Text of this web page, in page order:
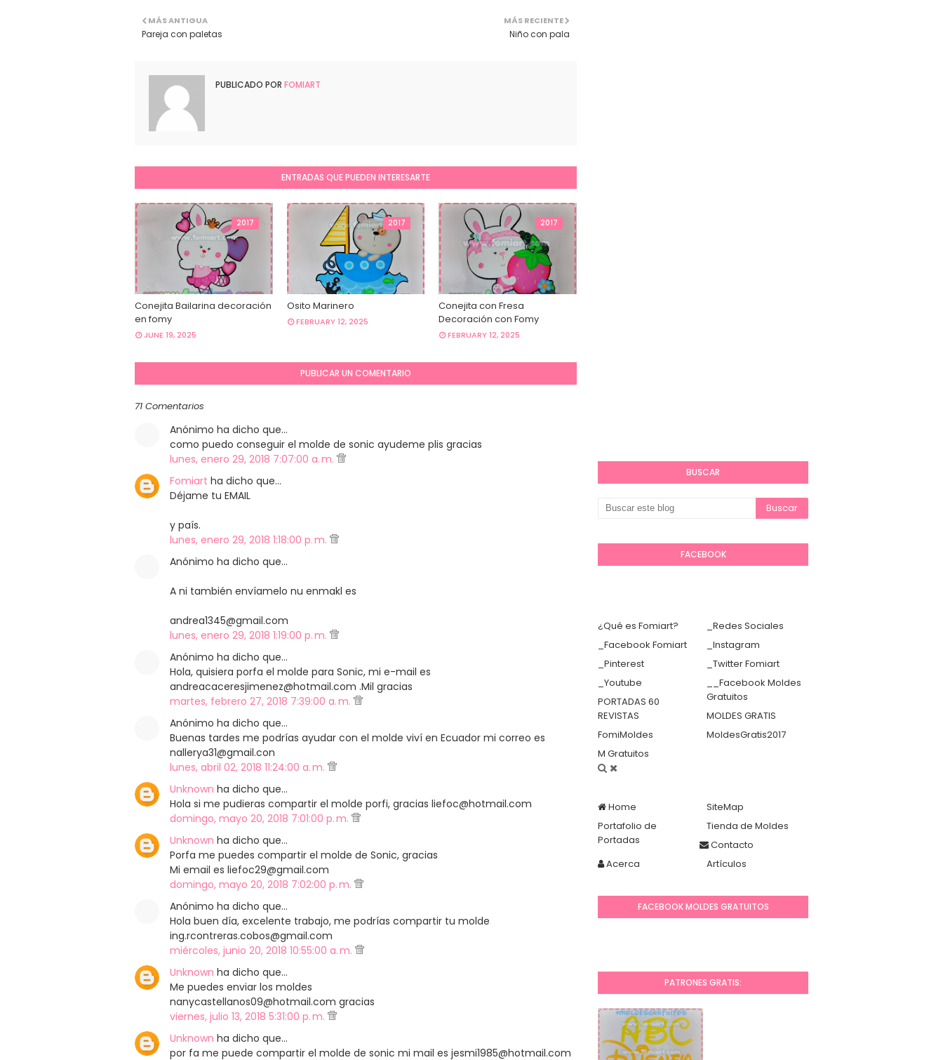
MÁS RECIENTE
Niño con pala
MÁS ANTIGUA
Pareja con paletas
PUBLICADO POR FOMIART
ENTRADAS QUE PUEDEN INTERESARTE
2017
Conejita Bailarina decoración
en fomy
JUNE 19, 2025
2017
Osito Marinero
FEBRUARY 12, 2025
2017
Conejita con Fresa
Decoración con Fomy
FEBRUARY 12, 2025
PUBLICAR UN COMENTARIO
71 Comentarios
Anónimo ha dicho que…
como puedo conseguir el molde de sonic ayudeme plis gracias
lunes, enero 29, 2018 7:07:00 a. m.
Fomiart ha dicho que…
Déjame tu EMAIL
y país.
lunes, enero 29, 2018 1:18:00 p. m.
Anónimo ha dicho que…
A ni también envíamelo nu enmakl es
andrea1345@gmail.com
lunes, enero 29, 2018 1:19:00 p. m.
Anónimo ha dicho que…
Hola, quisiera porfa el molde para Sonic, mi e-mail es
andreacaceresjimenez@hotmail.com .Mil gracias
martes, febrero 27, 2018 7:39:00 a. m.
Anónimo ha dicho que…
Buenas tardes me podrías ayudar con el molde viví en Ecuador mi correo es
nallerya31@gmail.con
lunes, abril 02, 2018 11:24:00 a. m.
Unknown ha dicho que…
Hola si me pudieras compartir el molde porfi, gracias liefoc@hotmail.com
domingo, mayo 20, 2018 7:01:00 p. m.
Unknown ha dicho que…
Porfa me puedes compartir el molde de Sonic, gracias
Mi email es liefoc29@gmail.com
domingo, mayo 20, 2018 7:02:00 p. m.
Anónimo ha dicho que…
Hola buen día, excelente trabajo, me podrías compartir tu molde
ing.rcontreras.cobos@gmail.com
miércoles, junio 20, 2018 10:55:00 a. m.
Unknown ha dicho que…
Me puedes enviar los moldes
nanycastellanos09@hotmail.com gracias
viernes, julio 13, 2018 5:31:00 p. m.
Unknown ha dicho que…
por fa me puede compartir el molde de sonic mi mail es jesmi1985@hotmail.com
BUSCAR
FACEBOOK
¿Qué es Fomiart?
_Redes Sociales
_Facebook Fomiart
_Instagram
_Pinterest
_Twitter Fomiart
_Youtube
__Facebook Moldes
Gratuitos
PORTADAS 60
REVISTAS
MOLDES GRATIS
FomiMoldes
MoldesGratis2017
M Gratuitos
Home
SiteMap
Portafolio de
Portadas
Tienda de Moldes
Contacto
Artículos
Acerca
FACEBOOK MOLDES GRATUITOS
PATRONES GRATIS: